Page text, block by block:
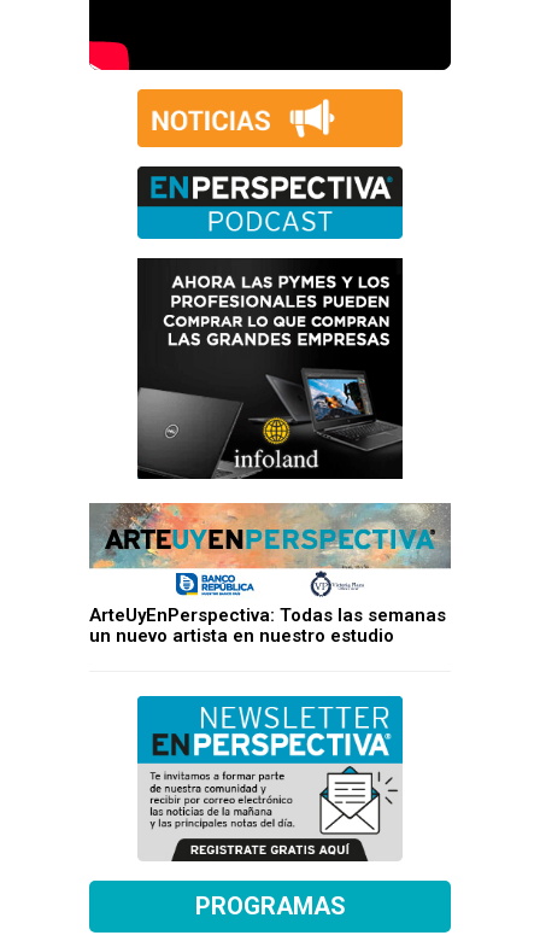
ArteUyEnPerspectiva: Todas las semanas
un nuevo artista en nuestro estudio
PROGRAMAS